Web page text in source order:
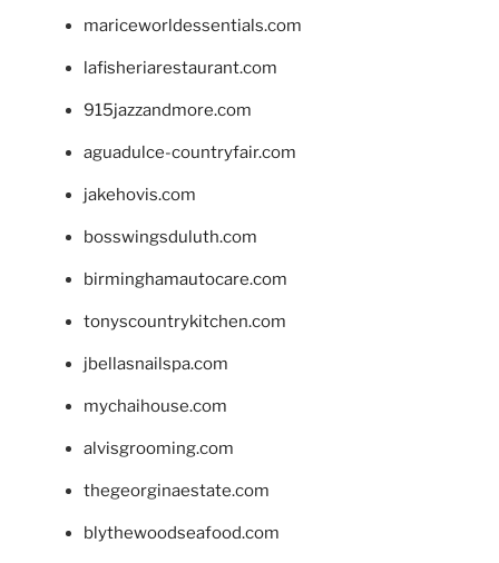
mariceworldessentials.com
lafisheriarestaurant.com
915jazzandmore.com
aguadulce-countryfair.com
jakehovis.com
bosswingsduluth.com
birminghamautocare.com
tonyscountrykitchen.com
jbellasnailspa.com
mychaihouse.com
alvisgrooming.com
thegeorginaestate.com
blythewoodseafood.com